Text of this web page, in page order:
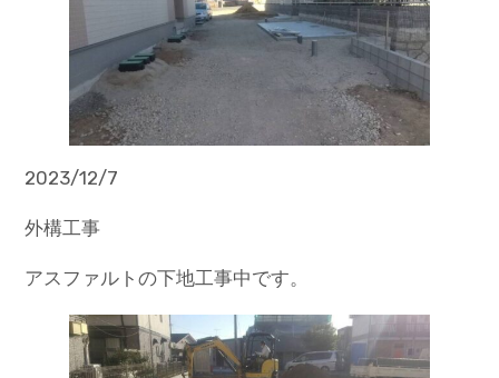
2023/12/7
外構工事
アスファルトの下地工事中です。